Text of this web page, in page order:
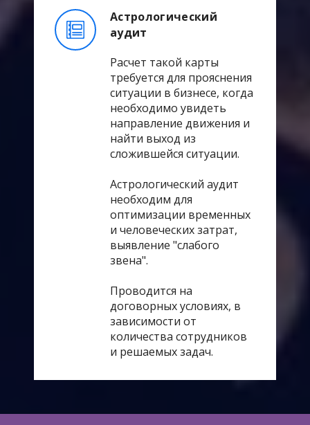
Астрологический
аудит
Расчет такой карты
требуется для прояснения
ситуации в бизнесе, когда
необходимо увидеть
направление движения и
найти выход из
сложившейся ситуации.
Астрологический аудит
необходим для
оптимизации временных
и человеческих затрат,
выявление "слабого
звена".
Проводится на
договорных условиях, в
зависимости от
количества сотрудников
и решаемых задач.